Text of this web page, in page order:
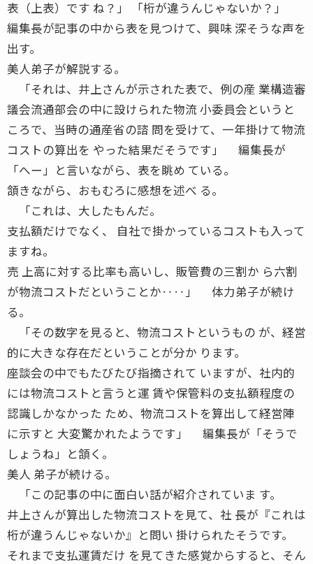
表（上表）です ね？」 「桁が違うんじゃないか？」
編集長が記事の中から表を見つけて、興味 深そうな声を
出す。
美人弟子が解説する。
「それは、井上さんが示された表で、例の産 業構造審
議会流通部会の中に設けられた物流 小委員会というと
ころで、当時の通産省の諮 問を受けて、一年掛けて物流
コストの算出を やった結果だそうです」 編集長が
「へー」と言いながら、表を眺め ている。
頷きながら、おもむろに感想を述べ る。
「これは、大したもんだ。
支払額だけでなく、 自社で掛かっているコストも入って
ますね。
売 上高に対する比率も高いし、販管費の三割か ら六割
が物流コストだということか‥‥」 体力弟子が続け
る。
「その数字を見ると、物流コストというもの が、経営
的に大きな存在だということが分か ります。
座談会の中でもたびたび指摘されて いますが、社内的
には物流コストと言うと運 賃や保管料の支払額程度の
認識しかなかった ため、物流コストを算出して経営陣
に示すと 大変驚かれたようです」 編集長が「そうで
しょうね」と頷く。
美人 弟子が続ける。
「この記事の中に面白い話が紹介されていま す。
井上さんが算出した物流コストを見て、社 長が『これは
桁が違うんじゃないか』と問い 掛けられたそうです。
それまで支払運賃だけ を見てきた感覚からすると、そん